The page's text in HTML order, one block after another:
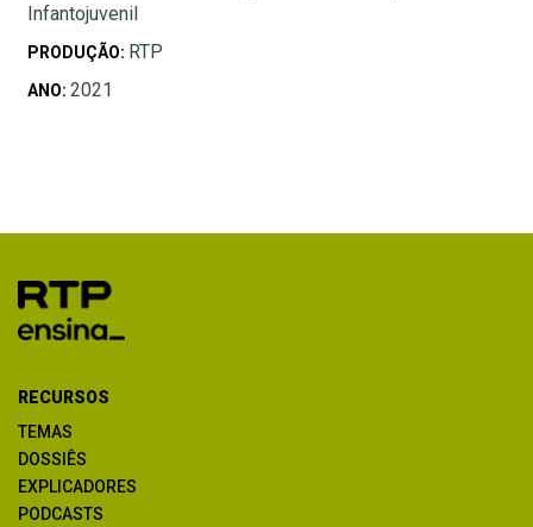
Infantojuvenil
PRODUÇÃO: RTP
ANO: 2021
RECURSOS
TEMAS
DOSSIÊS
EXPLICADORES
PODCASTS